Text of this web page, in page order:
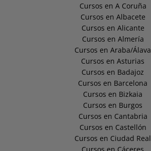
Cursos en A Coruña
Cursos en Albacete
Cursos en Alicante
Cursos en Almería
Cursos en Araba/Álava
Cursos en Asturias
Cursos en Badajoz
Cursos en Barcelona
Cursos en Bizkaia
Cursos en Burgos
Cursos en Cantabria
Cursos en Castellón
Cursos en Ciudad Real
Cursos en Cáceres